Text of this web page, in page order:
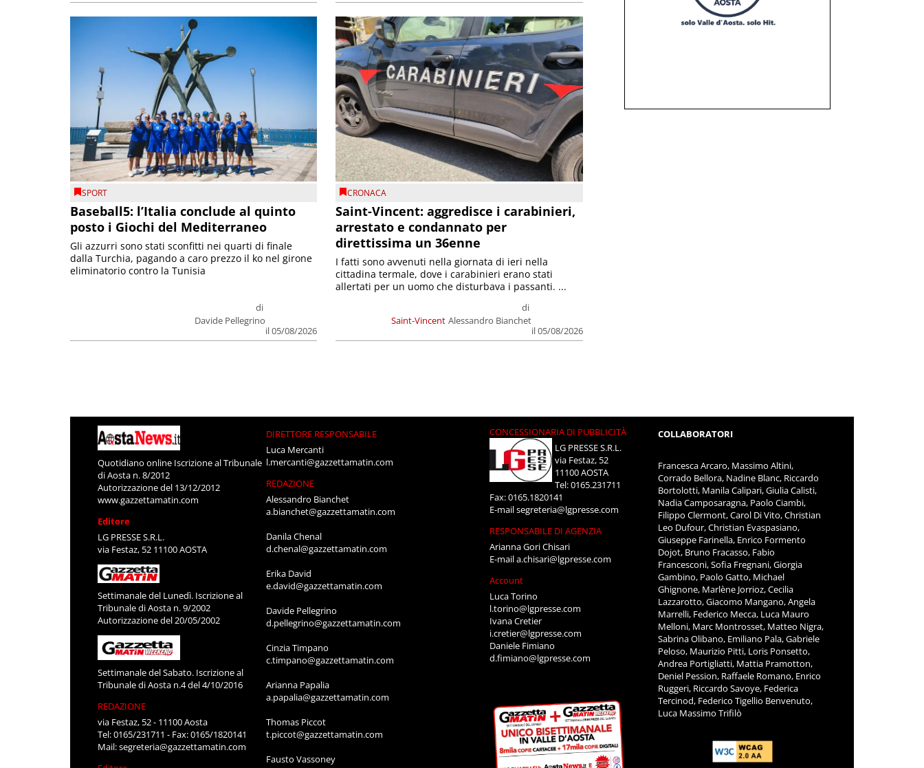
SPORT
Baseball5: l’Italia conclude al quinto
posto i Giochi del Mediterraneo
di
Davide Pellegrino
il 05/08/2026
Gli azzurri sono stati sconfitti nei quarti di finale
dalla Turchia, pagando a caro prezzo il ko nel girone
eliminatorio contro la Tunisia
CRONACA
Saint-Vincent: aggredisce i carabinieri,
arrestato e condannato per
direttissima un 36enne
Saint-Vincent
di
Alessandro Bianchet
il 05/08/2026
I fatti sono avvenuti nella giornata di ieri nella
cittadina termale, dove i carabinieri erano stati
allertati per un uomo che disturbava i passanti. ...
Quotidiano online Iscrizione al Tribunale
di Aosta n. 8/2012
Autorizzazione del 13/12/2012
www.gazzettamatin.com
Editore
LG PRESSE S.R.L.
via Festaz, 52 11100 AOSTA
Settimanale del Lunedì. Iscrizione al
Tribunale di Aosta n. 9/2002
Autorizzazione del 20/05/2002
Settimanale del Sabato. Iscrizione al
Tribunale di Aosta n.4 del 4/10/2016
REDAZIONE
via Festaz, 52 - 11100 Aosta
Tel: 0165/231711 - Fax: 0165/1820141
Mail:segreteria@gazzettamatin.com
DIRETTORE RESPONSABILE
Luca Mercanti
l.mercanti@gazzettamatin.com
REDAZIONE
Alessandro Bianchet
a.bianchet@gazzettamatin.com
Danila Chenal
d.chenal@gazzettamatin.com
Erika David
e.david@gazzettamatin.com
Davide Pellegrino
d.pellegrino@gazzettamatin.com
Cinzia Timpano
c.timpano@gazzettamatin.com
Arianna Papalia
a.papalia@gazzettamatin.com
Thomas Piccot
t.piccot@gazzettamatin.com
Fausto Vassoney
CONCESSIONARIA DI PUBBLICITÀ
LG PRESSE S.R.L.
via Festaz, 52
11100 AOSTA
Tel: 0165.231711
Fax: 0165.1820141
E-mailsegreteria@lgpresse.com
RESPONSABILE DI AGENZIA
Arianna Gori Chisari
E-maila.chisari@lgpresse.com
Account
Luca Torino
l.torino@lgpresse.com
Ivana Cretier
i.cretier@lgpresse.com
Daniele Fimiano
d.fimiano@lgpresse.com
COLLABORATORI
Francesca Arcaro, Massimo Altini,
Corrado Bellora, Nadine Blanc, Riccardo
Bortolotti, Manila Calipari, Giulia Calisti,
Nadia Camposaragna, Paolo Ciambi,
Filippo Clermont, Carol Di Vito, Christian
Leo Dufour, Christian Evaspasiano,
Giuseppe Farinella, Enrico Formento
Dojot, Bruno Fracasso, Fabio
Francesconi, Sofia Fregnani, Giorgia
Gambino, Paolo Gatto, Michael
Ghignone, Marlène Jorrioz, Cecilia
Lazzarotto, Giacomo Mangano, Angela
Marrelli, Federico Mecca, Luca Mauro
Melloni, Marc Montrosset, Matteo Nigra,
Sabrina Olibano, Emiliano Pala, Gabriele
Peloso, Maurizio Pitti, Loris Ponsetto,
Andrea Portigliatti, Mattia Pramotton,
Deniel Pession, Raffaele Romano, Enrico
Ruggeri, Riccardo Savoye, Federica
Tercinod, Federico Tigellio Benvenuto,
Luca Massimo Trifilò